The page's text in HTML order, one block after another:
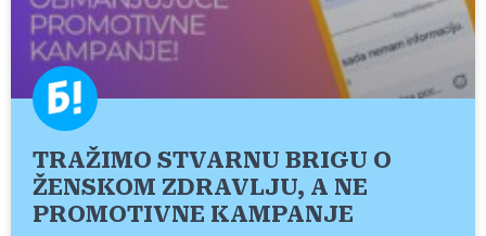
TRAŽIMO STVARNU BRIGU O
ŽENSKOM ZDRAVLJU, A NE
PROMOTIVNE KAMPANJE